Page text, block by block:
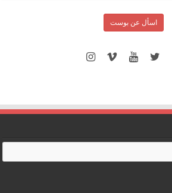
اسأل عن بوست